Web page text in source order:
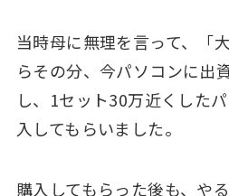
当時母に無理を言って、「
らその分、今パソコンに出
し、1セット30万近くした
入してもらいました。
購入してもらった後も、や